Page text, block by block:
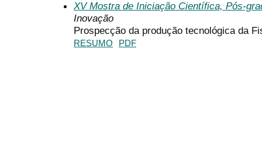
XV Mostra de Iniciação Científica, Pós-
Inovação
Prospecção da produção tecnológica da
RESUMO PDF